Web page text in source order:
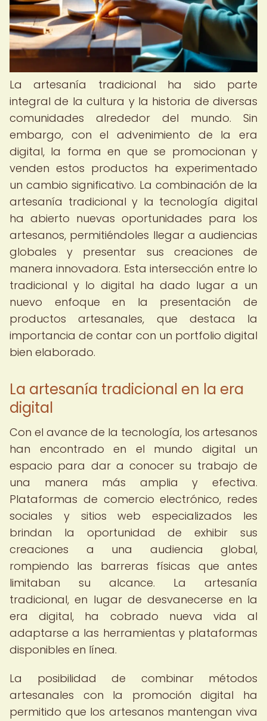
La artesanía tradicional ha sido parte
integral de la cultura y la historia de diversas
comunidades alrededor del mundo. Sin
embargo, con el advenimiento de la era
digital, la forma en que se promocionan y
venden estos productos ha experimentado
un cambio significativo. La combinación de la
artesanía tradicional y la tecnología digital
ha abierto nuevas oportunidades para los
artesanos, permitiéndoles llegar a audiencias
globales y presentar sus creaciones de
manera innovadora. Esta intersección entre lo
tradicional y lo digital ha dado lugar a un
nuevo enfoque en la presentación de
productos artesanales, que destaca la
importancia de contar con un portfolio digital
bien elaborado.
La artesanía tradicional en la era
digital
Con el avance de la tecnología, los artesanos
han encontrado en el mundo digital un
espacio para dar a conocer su trabajo de
una manera más amplia y efectiva.
Plataformas de comercio electrónico, redes
sociales y sitios web especializados les
brindan la oportunidad de exhibir sus
creaciones a una audiencia global,
rompiendo las barreras físicas que antes
limitaban su alcance. La artesanía
tradicional, en lugar de desvanecerse en la
era digital, ha cobrado nueva vida al
adaptarse a las herramientas y plataformas
disponibles en línea.
La posibilidad de combinar métodos
artesanales con la promoción digital ha
permitido que los artesanos mantengan viva